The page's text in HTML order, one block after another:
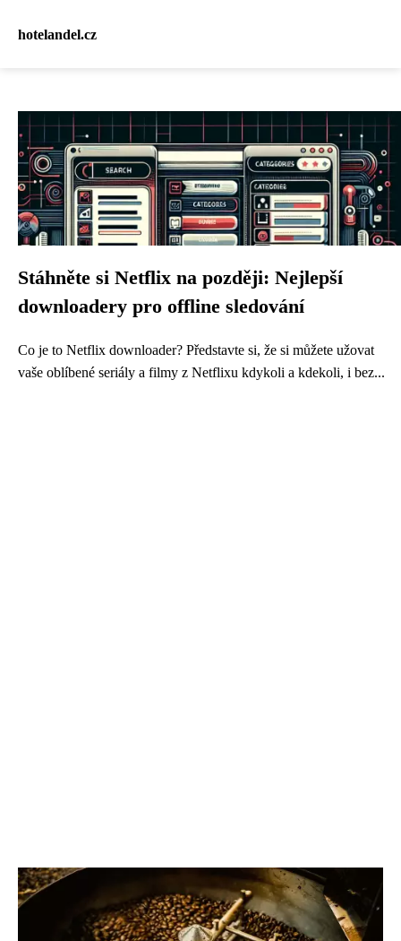
hotelandel.cz
Stáhněte si Netflix na později: Nejlepší
downloadery pro offline sledování
Co je to Netflix downloader? Představte si, že si můžete užovat
vaše oblíbené seriály a filmy z Netflixu kdykoli a kdekoli, i bez...